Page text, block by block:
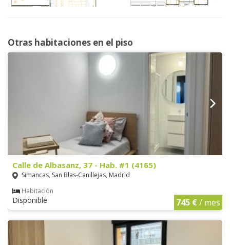
Otras habitaciones en el piso
Calle de Albasanz, 37 - Hab. #1 (4165)
Simancas, San Blas-Canillejas, Madrid
Habitación
Disponible 745 €/ mes